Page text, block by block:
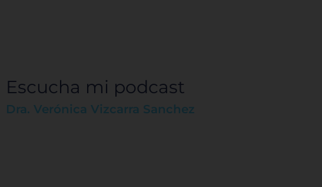
Escucha mi podcast
Dra. Verónica Vizcarra Sanchez